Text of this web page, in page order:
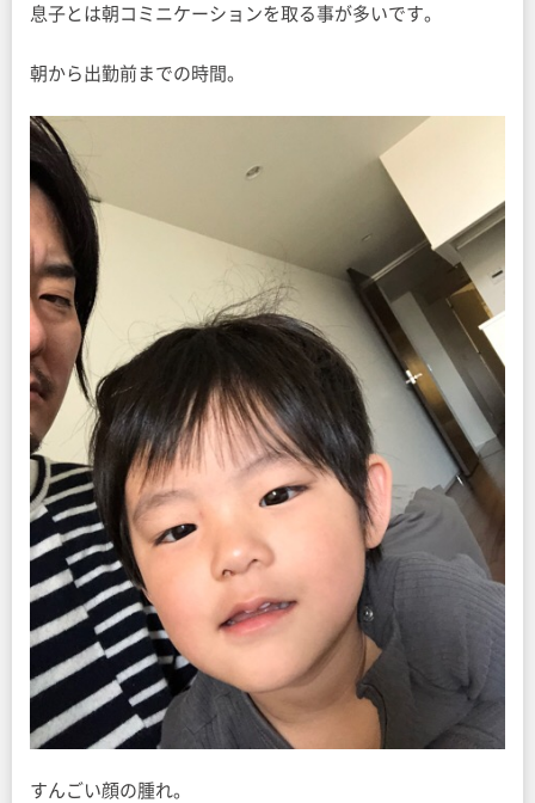
息子とは朝コミニケーションを取る事が多いです。
朝から出勤前までの時間。
すんごい顔の腫れ。